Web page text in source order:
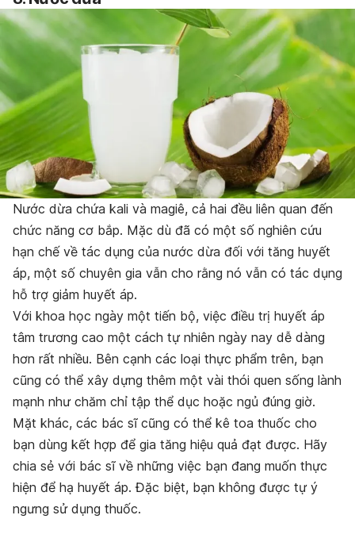
Nước dừa chứa kali và magiê, cả hai đều liên quan đến
chức năng cơ bắp. Mặc dù đã có một số nghiên cứu
hạn chế về tác dụng của nước dừa đối với tăng huyết
áp, một số chuyên gia vẫn cho rằng nó vẫn có tác dụng
hỗ trợ giảm huyết áp.
Với khoa học ngày một tiến bộ, việc điều trị huyết áp
tâm trương cao một cách tự nhiên ngày nay dễ dàng
hơn rất nhiều. Bên cạnh các loại thực phẩm trên, bạn
cũng có thể xây dựng thêm một vài thói quen sống lành
mạnh như chăm chỉ tập thể dục hoặc ngủ đúng giờ.
Mặt khác, các bác sĩ cũng có thể kê toa thuốc cho
bạn dùng kết hợp để gia tăng hiệu quả đạt được. Hãy
chia sẻ với bác sĩ về những việc bạn đang muốn thực
hiện để hạ huyết áp. Đặc biệt, bạn không được tự ý
ngưng sử dụng thuốc.